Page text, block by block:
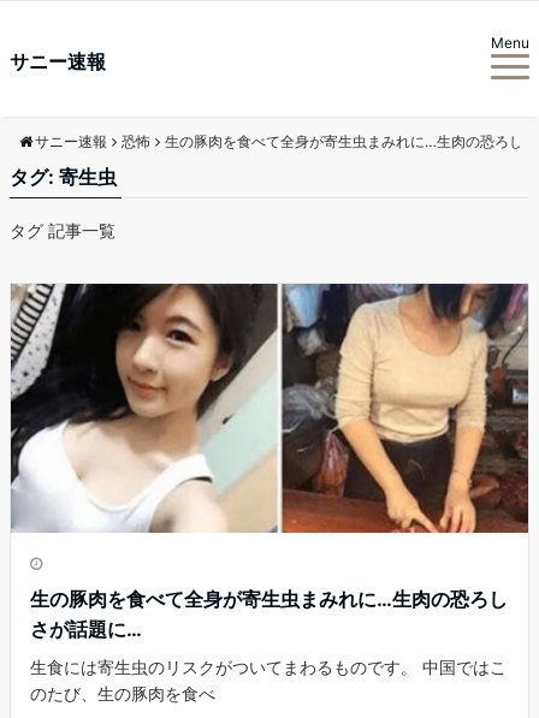
サニー速報
Menu
サニー速報 恐怖 生の豚肉を食べて全身が寄生虫まみれに…生肉の恐ろし
タグ: 寄生虫
タグ 記事一覧
生の豚肉を食べて全身が寄生虫まみれに…生肉の恐ろし
さが話題に…
生食には寄生虫のリスクがついてまわるものです。 中国ではこ
のたび、生の豚肉を食べ